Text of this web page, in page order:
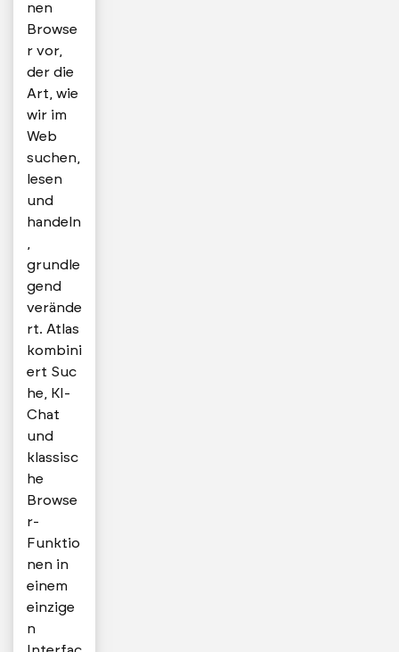
nen
Browse
r vor,
der die
Art, wie
wir im
Web
suchen,
lesen
und
handeln
grundle
gend
verände
rt. Atlas
kombini
ert Suc
he, KI-
Chat
und
klassisc
he
Browse
r-
Funktio
nen in
einem
einzige
n